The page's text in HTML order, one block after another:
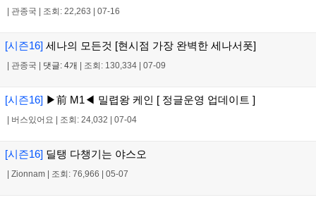
관종국 조회: 22,263 07-16
[시즌16] 세나의 모든것 [현시점 가장 완벽한 세나서폿]
관종국 댓글: 4개 조회: 130,334 07-09
[시즌16] ▶前 M1◀ 밀렵왕 케인 [ 정글운영 업데이트 ]
버스있어요 조회: 24,032 07-04
[시즌16] 딜탱 다챙기는 야스오
Zionnam 조회: 76,966 05-07